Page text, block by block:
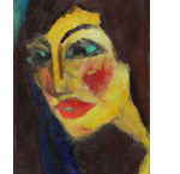
Auktion 610 - Lot
HERMANN MAX
Reisebilder, 1919
Schätzpreis:€